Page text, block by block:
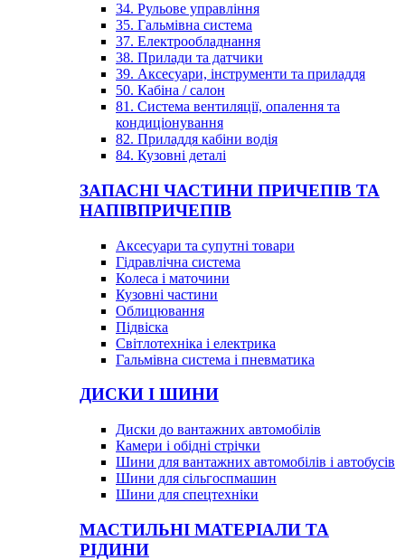
34. Рульове управління
35. Гальмівна система
37. Електрообладнання
38. Прилади та датчики
39. Аксесуари, інструменти та приладдя
50. Кабіна / салон
81. Система вентиляції, опалення та
кондиціонування
82. Приладдя кабіни водія
84. Кузовні деталі
ЗАПАСНІ ЧАСТИНИ ПРИЧЕПІВ ТА
НАПІВПРИЧЕПІВ
Аксесуари та супутні товари
Гідравлічна система
Колеса і маточини
Кузовні частини
Облицювання
Підвіска
Світлотехніка і електрика
Гальмівна система і пневматика
ДИСКИ І ШИНИ
Диски до вантажних автомобілів
Камери і обідні стрічки
Шини для вантажних автомобілів і автобусів
Шини для сільгоспмашин
Шини для спецтехніки
МАСТИЛЬНІ МАТЕРІАЛИ ТА
РІДИНИ